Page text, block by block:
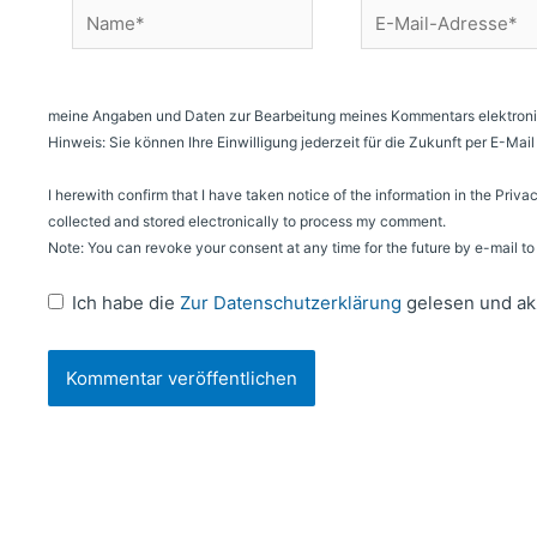
Name*
E-
Mail-
meine Angaben und Daten zur Bearbeitung meines Kommentars
Hinweis: Sie können Ihre Einwilligung jederzeit für die Zukunft per E-
I herewith confirm that I have taken notice of the information in the
collected and stored electronically to process my comment.
Note: You can revoke your consent at any time for the future by e-mail
Ich habe die Zur Datenschutzerklärung gelesen und